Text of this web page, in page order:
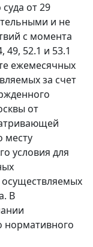
от 29
и не
с момента
, 49, 52.1 и 53.1
ежемесячных
за счет
от
месту
условия для
В
нормативного